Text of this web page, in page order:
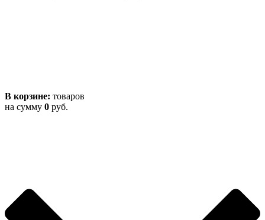
В корзине: товаров
на сумму 0 руб.